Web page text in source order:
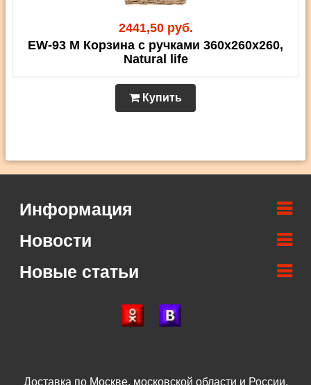
2441,50 руб.
EW-93 M Корзина с ручками 360х260х260,
Natural life
Купить
Информация
Новости
Новые статьи
Доставка по Москве, московской области и России.